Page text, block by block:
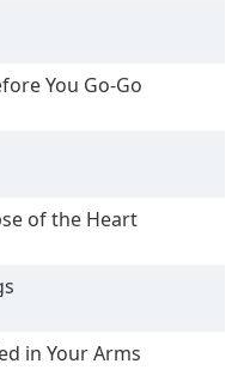
You Go-Go
of the Heart
in Your Arms